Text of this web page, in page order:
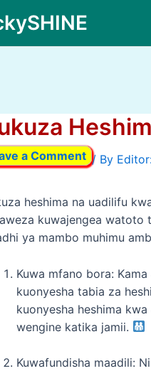
a Comment / By
heshima na uadilifu
kuwajengea watoto
ya mambo muhimu
Kuwa mfano bora:
kuonyesha tabia za
kuonyesha heshima
wengine katika jamii.
Kuwafundisha maadili: